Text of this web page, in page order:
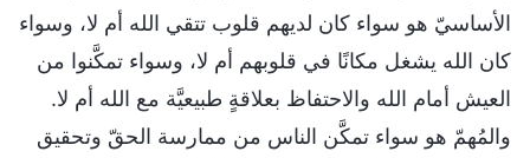
الأساسيّ هو سواء كان لديهم قلوب تتقي الله أم لا، وسواء
كان الله يشغل مكانًا في قلوبهم أم لا، وسواء تمكَّنوا من
العيش أمام الله والاحتفاظ بعلاقةٍ طبيعيَّة مع الله أم لا.
والمُهمّ هو سواء تمكَّن الناس من ممارسة الحقّ وتحقيق